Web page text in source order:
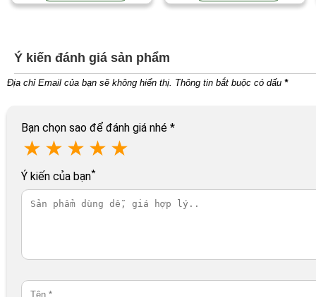
Ý kiến đánh giá sản phẩm
Địa chỉ Email của bạn sẽ không hiển thị. Thông tin bắt buộc có dấu *
Bạn chọn sao để đánh giá nhé *
★ ★ ★ ★ ★
Ý kiến của bạn*